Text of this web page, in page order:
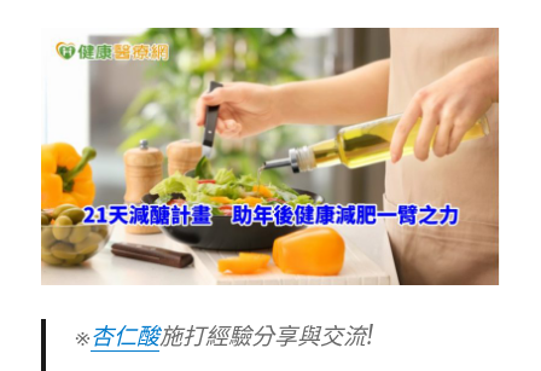
※杏仁酸施打經驗分享與交流!